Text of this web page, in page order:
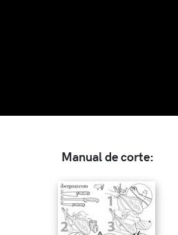
Manual de corte: